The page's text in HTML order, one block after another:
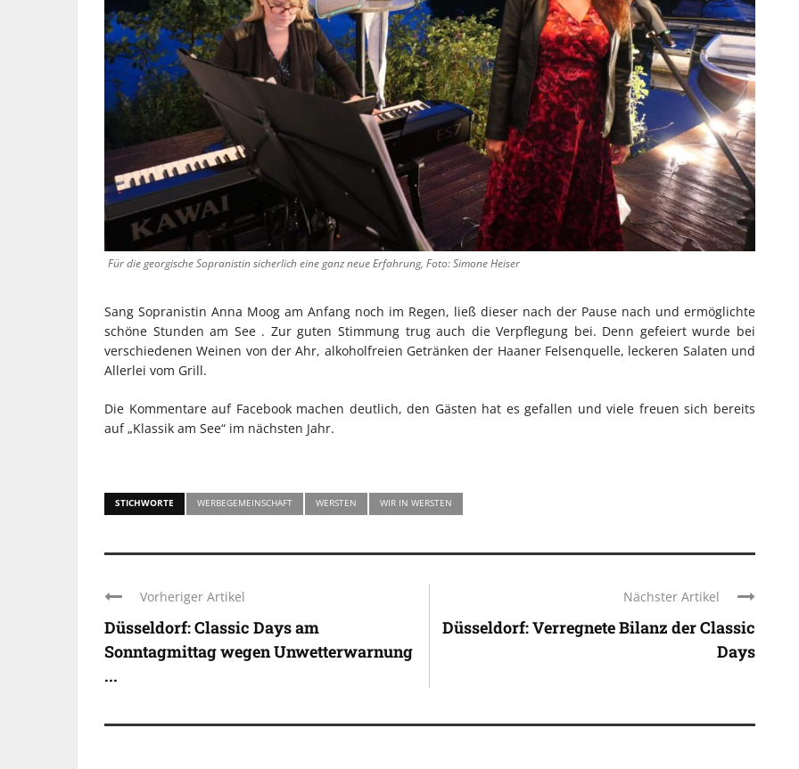
Für die georgische Sopranistin sicherlich eine ganz neue Erfahrung, Foto: Simone Heiser
Sang Sopranistin Anna Moog am Anfang noch im Regen, ließ dieser nach der Pause nach und ermöglichte
schöne Stunden am See . Zur guten Stimmung trug auch die Verpflegung bei. Denn gefeiert wurde bei
verschiedenen Weinen von der Ahr, alkoholfreien Getränken der Haaner Felsenquelle, leckeren Salaten und
Allerlei vom Grill.
Die Kommentare auf Facebook machen deutlich, den Gästen hat es gefallen und viele freuen sich bereits
auf „Klassik am See“ im nächsten Jahr.
STICHWORTE WERBEGEMEINSCHAFT WERSTEN WIR IN WERSTEN
Vorheriger Artikel
Düsseldorf: Classic Days am
Sonntagmittag wegen Unwetterwarnung
...
Nächster Artikel
Düsseldorf: Verregnete Bilanz der Classic
Days